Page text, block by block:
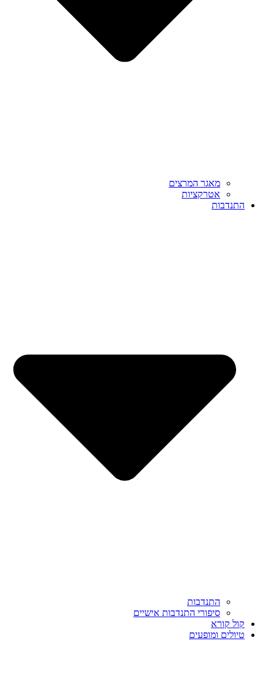
מאגר המרצים
אטרקציות
התנדבות
התנדבות
סיפורי התנדבות אישיים
קול קורא
טיולים ומופעים